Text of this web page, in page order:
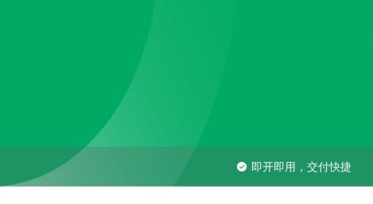
即开即用，交付快捷